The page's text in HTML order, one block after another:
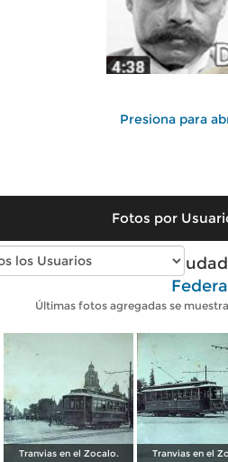
Presiona para
Fotos por
Fotos antiguas de
Últimas fotos agregadas se
Tranvias en el Zocalo. Tranvias en el